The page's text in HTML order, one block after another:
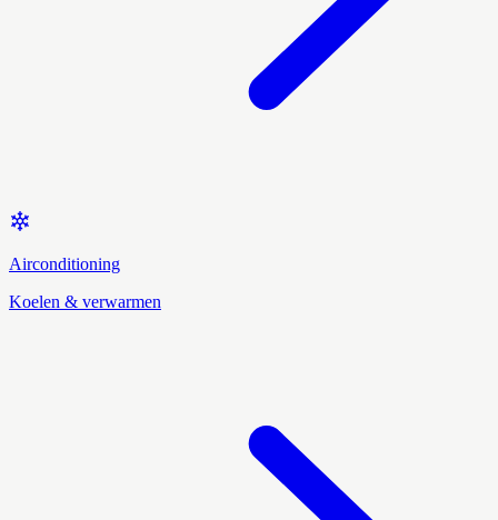
Airconditioning
Koelen & verwarmen